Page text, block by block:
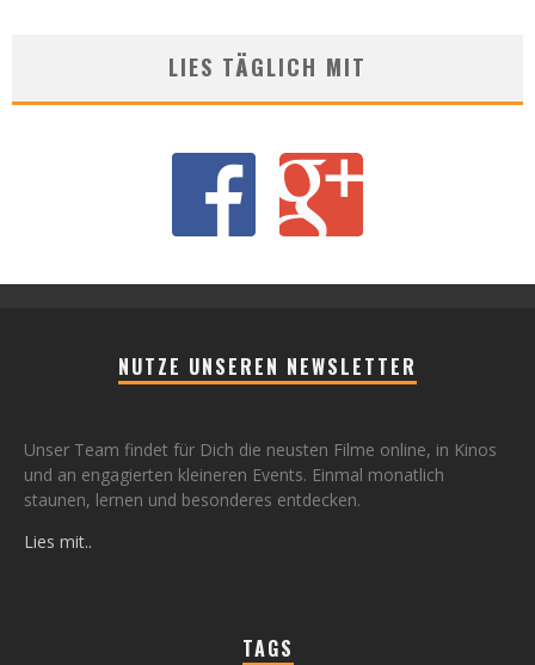
LIES TÄGLICH MIT
NUTZE UNSEREN NEWSLETTER
Unser Team findet für Dich die neusten Filme online, in Kinos
und an engagierten kleineren Events. Einmal monatlich
staunen, lernen und besonderes entdecken.
Lies mit..
TAGS